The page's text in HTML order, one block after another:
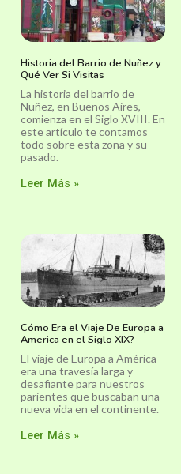
Historia del Barrio de Nuñez y
Qué Ver Si Visitas
La historia del barrio de
Nuñez, en Buenos Aires,
comienza en el Siglo XVIII. En
este artículo te contamos
todo sobre esta zona y su
pasado.
Leer Más »
Cómo Era el Viaje De Europa a
America en el Siglo XIX?
El viaje de Europa a América
era una travesía larga y
desafiante para nuestros
parientes que buscaban una
nueva vida en el continente.
Leer Más »